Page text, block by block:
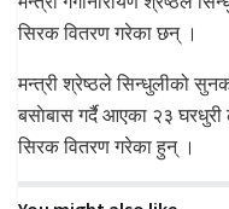
सिरक वितरण गरेका छन् ।
मन्त्री श्रेष्ठले सिन्धुलीको
बसाेबास गर्दै आएका २३ घरधुरी
सिरक वितरण गरेका हुन् ।